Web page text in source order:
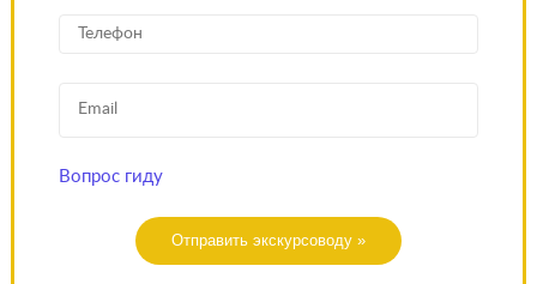
Вопрос гиду
Отправить экскурсоводу »